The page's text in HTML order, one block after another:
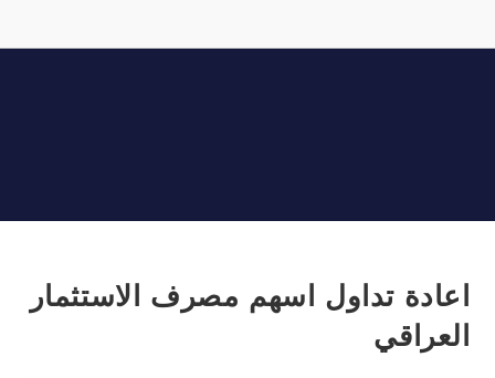
اعادة تداول اسهم مصرف الاستثمار
العراقي